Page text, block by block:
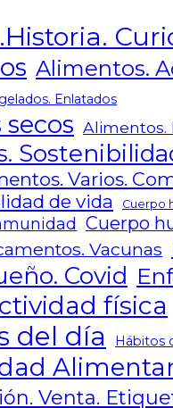
Alimentos.
Enlatados
Alimentos.
Varios.
de vida
Cuerpo
Cuerpo
Vacunas
Covid
física
del día Hábitos
Venta.